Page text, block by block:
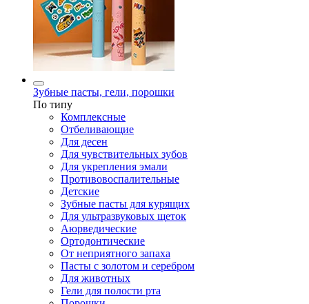
Зубные пасты, гели, порошки
По типу
Комплексные
Отбеливающие
Для десен
Для чувствительных зубов
Для укрепления эмали
Противовоспалительные
Детские
Зубные пасты для курящих
Для ультразвуковых щеток
Аюрведические
Ортодонтические
От неприятного запаха
Пасты с золотом и серебром
Для животных
Гели для полости рта